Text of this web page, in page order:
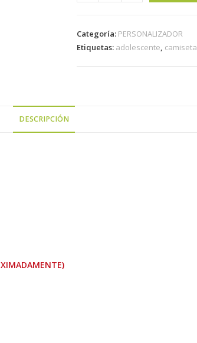
Categoría: PERSONALIZADOR
Etiquetas: adolescente, camiseta
DESCRIPCIÓN